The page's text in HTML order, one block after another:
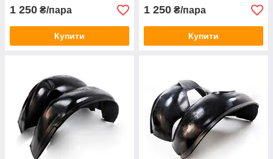
1 250 ₴/пара
Купити
1 250 ₴/пара
Купити